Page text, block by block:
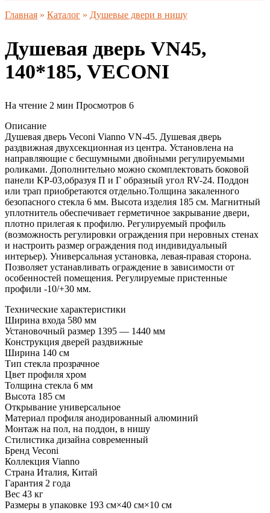
Главная » Каталог » Душевые двери в нишу
Душевая дверь VN45,
140*185, VECONI
На чтение 2 мин Просмотров 6
Описание
Душевая дверь Veconi Vianno VN-45. Душевая дверь
раздвижная двухсекционная из центра. Установлена на
направляющие с бесшумными двойными регулируемыми
роликами. Дополнительно можно скомплектовать боковой
панели KP-03,образуя П и Г образный угол RV-24. Поддон
или трап приобретаются отдельно.Толщина закаленного
безопасного стекла 6 мм. Высота изделия 185 см. Магнитный
уплотнитель обеспечивает герметичное закрывание двери,
плотно прилегая к профилю. Регулируемый профиль
(возможность регулировки ограждения при неровных стенах
и настроить размер ограждения под индивидуальный
интерьер). Универсальная установка, левая-правая сторона.
Позволяет устанавливать ограждение в зависимости от
особенностей помещения. Регулируемые пристенные
профили -10/+30 мм.
Технические характеристики
Ширина входа 580 мм
Установочный размер 1395 — 1440 мм
Конструкция дверей раздвижные
Ширина 140 см
Тип стекла прозрачное
Цвет профиля хром
Толщина стекла 6 мм
Высота 185 см
Открывание универсальное
Материал профиля анодированный алюминий
Монтаж на пол, на поддон, в нишу
Стилистика дизайна современный
Бренд Veconi
Коллекция Vianno
Страна Италия, Китай
Гарантия 2 года
Вес 43 кг
Размеры в упаковке 193 см×40 см×10 см